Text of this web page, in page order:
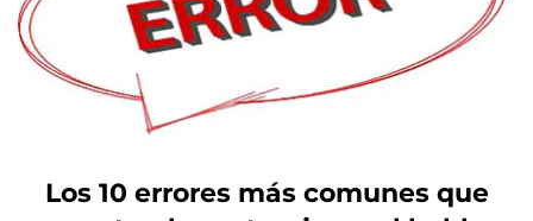
Los 10 errores más comunes que